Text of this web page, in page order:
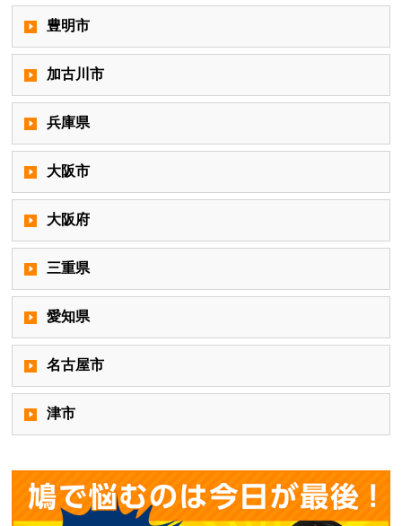
豊明市
加古川市
兵庫県
大阪市
大阪府
三重県
愛知県
名古屋市
津市